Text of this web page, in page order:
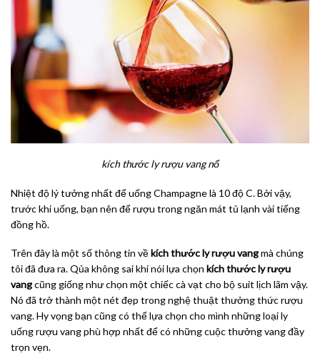
kích thước ly rượu vang nổ
Nhiệt độ lý tưởng nhất để uống Champagne là 10 độ C. Bởi vậy,
trước khi uống, bạn nên để rượu trong ngăn mát tủ lạnh vài tiếng
đồng hồ.
Trên đây là một số thông tin vềkích thước ly rượu vangmà chúng
tôi đã đưa ra. Qủa không sai khi nói lựa chọn kích thước ly rượu
vangcũng giống như chọn một chiếc cà vạt cho bộ suit lịch lãm vậy.
Nó đã trở thành một nét đẹp trong nghệ thuật thưởng thức rượu
vang. Hy vọng bạn cũng có thể lựa chọn cho mình những loại ly
uống rượu vang phù hợp nhất để có những cuộc thưởng vang đầy
trọn vẹn.